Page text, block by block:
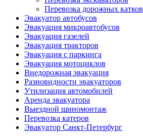
Перевозка дорожных катков
Эвакуатор автобусов
Эвакуация микроавтобусов
Эвакуация газелей
Эвакуация тракторов
Эвакуация с паркинга
Эвакуация мотоциклов
Внедорожная эвакуация
Разновидности эвакуаторов
Утилизация автомобилей
Аренда эвакуатора
Выездной шиномонтаж
Перевозка катеров
Эвакуатор Санкт-Петербург